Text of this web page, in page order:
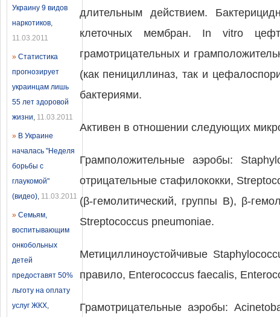
Украину 9 видов
наркотиков,
11.03.2011
» Статистика
прогнозирует
украинцам лишь
55 лет здоровой
жизни, 11.03.2011
» В Украине
началась "Неделя
борьбы с
глаукомой"
(видео), 11.03.2011
» Семьям,
воспитывающим
онкобольных
детей
предоставят 50%
льготу на оплату
услуг ЖКХ,
длительным действием.
клеточных мембран. In vitro
грамотрицательных и
(как пенициллиназ, так и
бактериями.
Активен в отношении следующих
Грамположительные аэробы:
отрицательные стафилококки,
(β-гемолитический, группы B), β-
Streptococcus pneumoniae.
Метициллиноустойчивые
правило, Enterococcus faecalis,
Грамотрицательные аэробы: